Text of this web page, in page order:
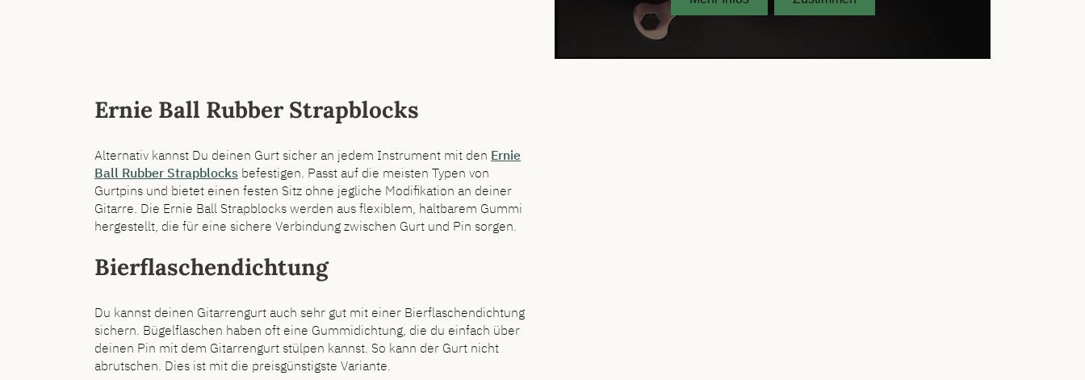
Ernie Ball Rubber Strapblocks
Alternativ kannst Du deinen Gurt sicher an jedem Instrument mit den Ernie
Ball Rubber Strapblocks befestigen. Passt auf die meisten Typen von
Gurtpins und bietet einen festen Sitz ohne jegliche Modifikation an deiner
Gitarre. Die Ernie Ball Strapblocks werden aus flexiblem, haltbarem Gummi
hergestellt, die für eine sichere Verbindung zwischen Gurt und Pin sorgen.
Bierflaschendichtung
Du kannst deinen Gitarrengurt auch sehr gut mit einer Bierflaschendichtung
sichern. Bügelflaschen haben oft eine Gummidichtung, die du einfach über
deinen Pin mit dem Gitarrengurt stülpen kannst. So kann der Gurt nicht
abrutschen. Dies ist mit die preisgünstigste Variante.